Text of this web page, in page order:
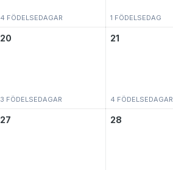
4 FÖDELSEDAGAR 1 FÖDELSEDAG
20
3 FÖDELSEDAGAR
21
4 FÖDELSEDAGAR
27 28